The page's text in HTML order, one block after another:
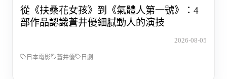
從《扶桑花女孩》到《氣體人第一號》：4
部作品認識蒼井優細膩動人的演技
2026-08-05
日本電影 蒼井優 日劇